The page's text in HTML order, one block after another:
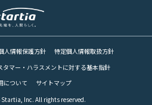
人情報保護方針
特定個人情報取扱方針
タマー・ハラスメントに対する基本指針
について
サイトマップ
Inc. All rights reserved.